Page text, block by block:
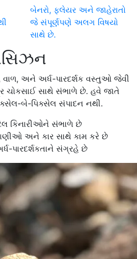
બેનરો, ફ્લેયર અને જાહેરાતો
જે સંપૂર્ણપણે અલગ વિષયો
સાથે છે.
અને અર્ધ-પારદર્શક વસ્તુઓ જેવી
ચોકસાઈ સાથે સંભાળે છે. હવે જાતે
બે-પિક્સેલ સંપાદન નથી.
કિનારીઓને સંભાળે છે
અને કાર સાથે કામ કરે છે
પારદર્શકતાને સંગ્રહે છે